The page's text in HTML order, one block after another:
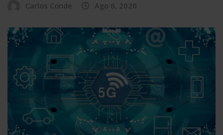
Carlos Conde Ago 6, 2026